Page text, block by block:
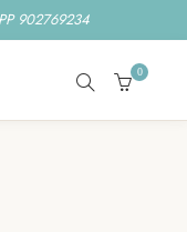
902769234
SEARCH
0